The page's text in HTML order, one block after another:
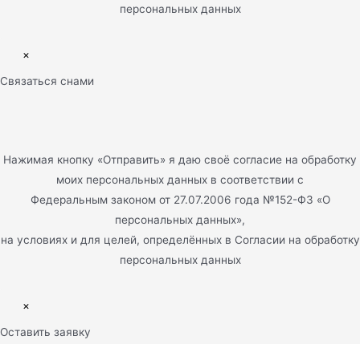
персональных данных
×
Связаться снами
Нажимая кнопку «Отправить» я даю своё согласие на обработку
моих персональных данных в соответствии с
Федеральным законом от 27.07.2006 года №152-ФЗ «О
персональных данных»,
на условиях и для целей, определённых в Согласии на обработку
персональных данных
×
Оставить заявку